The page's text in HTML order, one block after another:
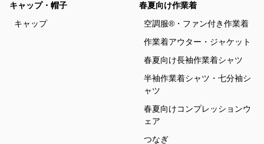
キャップ・帽子
キャップ
春夏向け作業着
空調服®・ファン付き作業着
作業着アウター・ジャケット
春夏向け長袖作業着シャツ
半袖作業着シャツ・七分袖シ
ャツ
春夏向けコンプレッションウ
ェア
つなぎ